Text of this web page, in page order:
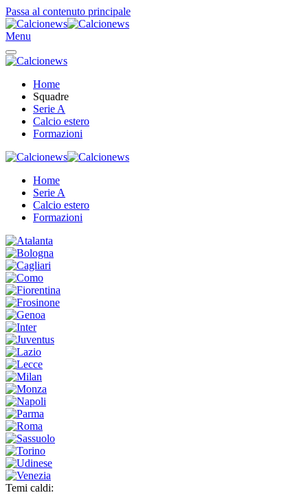
Passa al contenuto principale
Menu
Home
Squadre
Serie A
Calcio estero
Formazioni
Home
Serie A
Calcio estero
Formazioni
Temi caldi: